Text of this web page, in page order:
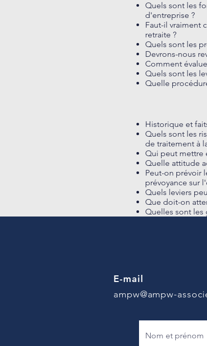
Quels sont les
d'entreprise ?
Faut-il vraiment
retraite ?
Quels sont les
Devrons-nous
Comment
Quels sont les
Quelle
Historique et
Quels sont les
de traitement à
Qui peut mettre
Quelle attitude
Peut-on prévoir
prévoyance sur
Quels leviers
Que doit-on
Quelles sont les
E-mail
ampw@ampw-